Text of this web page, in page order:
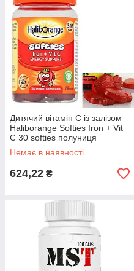
Дитячий вітамін С із залізом
Haliborange Softies Iron + Vit
C 30 softies полуниця
Немає в наявності
624,22 ₴